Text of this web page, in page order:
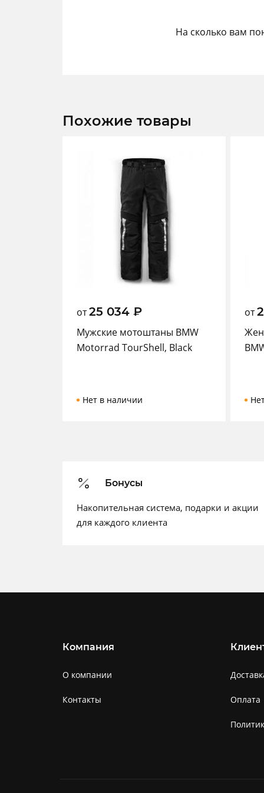
На сколько вам
Похожие товары
от25 034 ₽
Мужские мотоштаны BMW
Motorrad TourShell, Black
Нет в наличии
от
Бонусы
Накопительная система, подарки и акции
для каждого клиента
Компания
О компании
Контакты Оплата